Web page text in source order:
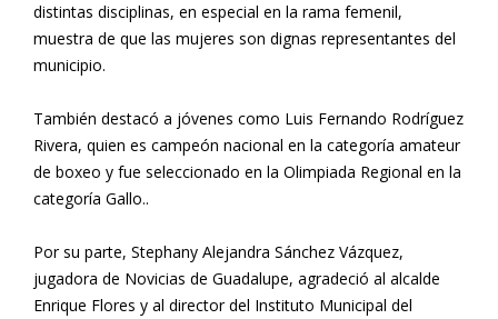
distintas disciplinas, en especial en la rama femenil,
muestra de que las mujeres son dignas representantes del
municipio.
También destacó a jóvenes como Luis Fernando Rodríguez
Rivera, quien es campeón nacional en la categoría amateur
de boxeo y fue seleccionado en la Olimpiada Regional en la
categoría Gallo..
Por su parte, Stephany Alejandra Sánchez Vázquez,
jugadora de Novicias de Guadalupe, agradeció al alcalde
Enrique Flores y al director del Instituto Municipal del